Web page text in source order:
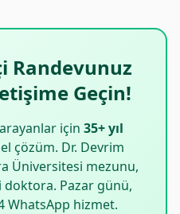
Randevunuz
Geçin!
arayanlar için 35+ yıl
çözüm. Dr. Devrim
Üniversitesi mezunu,
Pazar günü,
WhatsApp hizmet.